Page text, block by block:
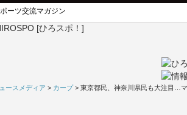
ーツ交流マガジン
ースメディア > カープ> 東京都民、神奈川県民も大注目…